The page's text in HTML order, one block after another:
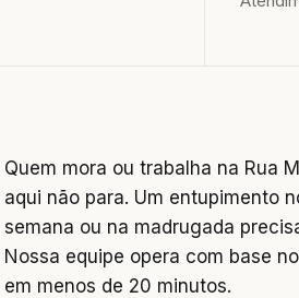
Quem mora ou trabalha na Rua
aqui não para. Um entupimento
semana ou na madrugada
Nossa equipe opera com base
em menos de 20 minutos.